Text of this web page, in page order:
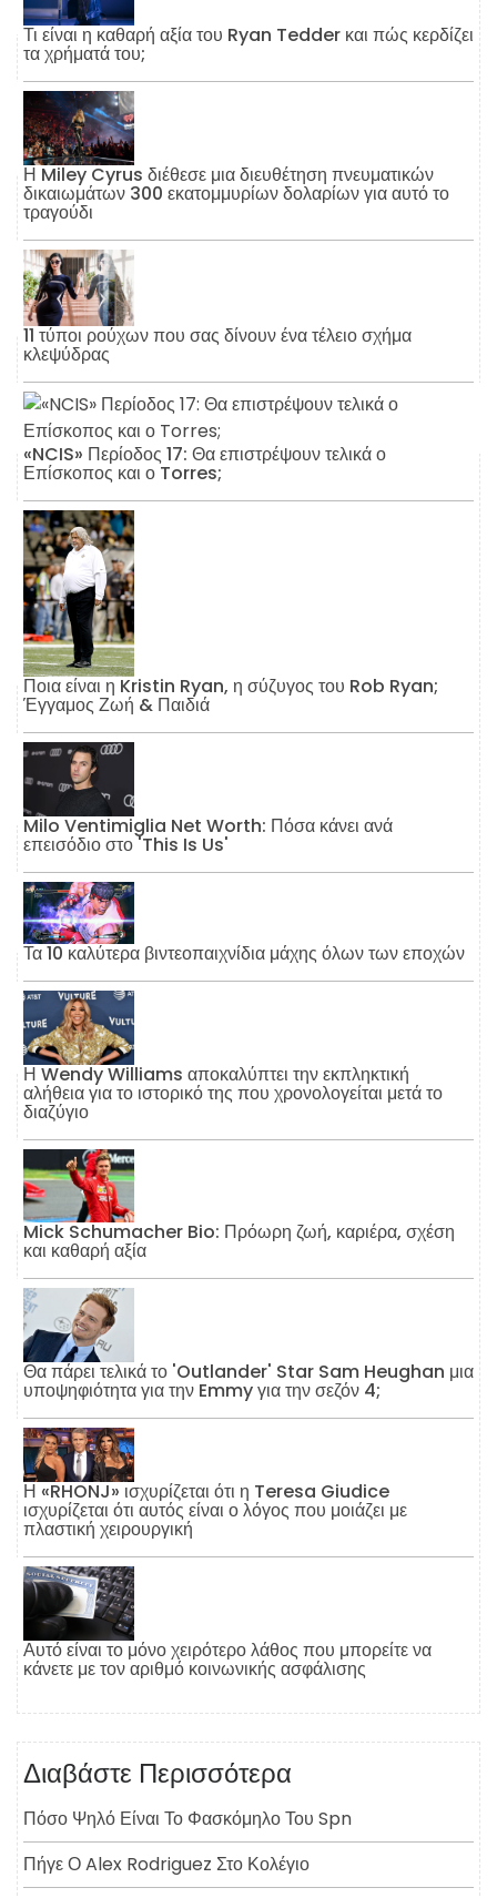
Τι είναι η καθαρή αξία του Ryan Tedder και πώς κερδίζει
τα χρήματά του;
Η Miley Cyrus διέθεσε μια διευθέτηση πνευματικών
δικαιωμάτων 300 εκατομμυρίων δολαρίων για αυτό το
τραγούδι
11 τύποι ρούχων που σας δίνουν ένα τέλειο σχήμα
κλεψύδρας
«NCIS» Περίοδος 17: Θα επιστρέψουν τελικά ο
Επίσκοπος και ο Torres;
Ποια είναι η Kristin Ryan, η σύζυγος του Rob Ryan;
Έγγαμος Ζωή & Παιδιά
Milo Ventimiglia Net Worth: Πόσα κάνει ανά
επεισόδιο στο 'This Is Us'
Τα 10 καλύτερα βιντεοπαιχνίδια μάχης όλων των εποχών
Η Wendy Williams αποκαλύπτει την εκπληκτική
αλήθεια για το ιστορικό της που χρονολογείται μετά το
διαζύγιο
Mick Schumacher Bio: Πρόωρη ζωή, καριέρα, σχέση
και καθαρή αξία
Θα πάρει τελικά το 'Outlander' Star Sam Heughan μια
υποψηφιότητα για την Emmy για την σεζόν 4;
Η «RHONJ» ισχυρίζεται ότι η Teresa Giudice
ισχυρίζεται ότι αυτός είναι ο λόγος που μοιάζει με
πλαστική χειρουργική
Αυτό είναι το μόνο χειρότερο λάθος που μπορείτε να
κάνετε με τον αριθμό κοινωνικής ασφάλισης
Διαβάστε Περισσότερα
Πόσο Ψηλό Είναι Το Φασκόμηλο Του Spn
Πήγε Ο Alex Rodriguez Στο Κολέγιο